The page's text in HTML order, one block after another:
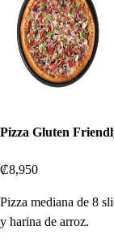
Pizza Gluten
₡8,950
Pizza mediana de 8
y harina de arroz.